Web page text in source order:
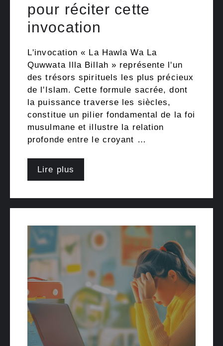
pour réciter cette
invocation
L'invocation « La Hawla Wa La
Quwwata Illa Billah » représente l'un
des trésors spirituels les plus précieux
de l'Islam. Cette formule sacrée, dont
la puissance traverse les siècles,
constitue un pilier fondamental de la foi
musulmane et illustre la relation
profonde entre le croyant …
Lire plus